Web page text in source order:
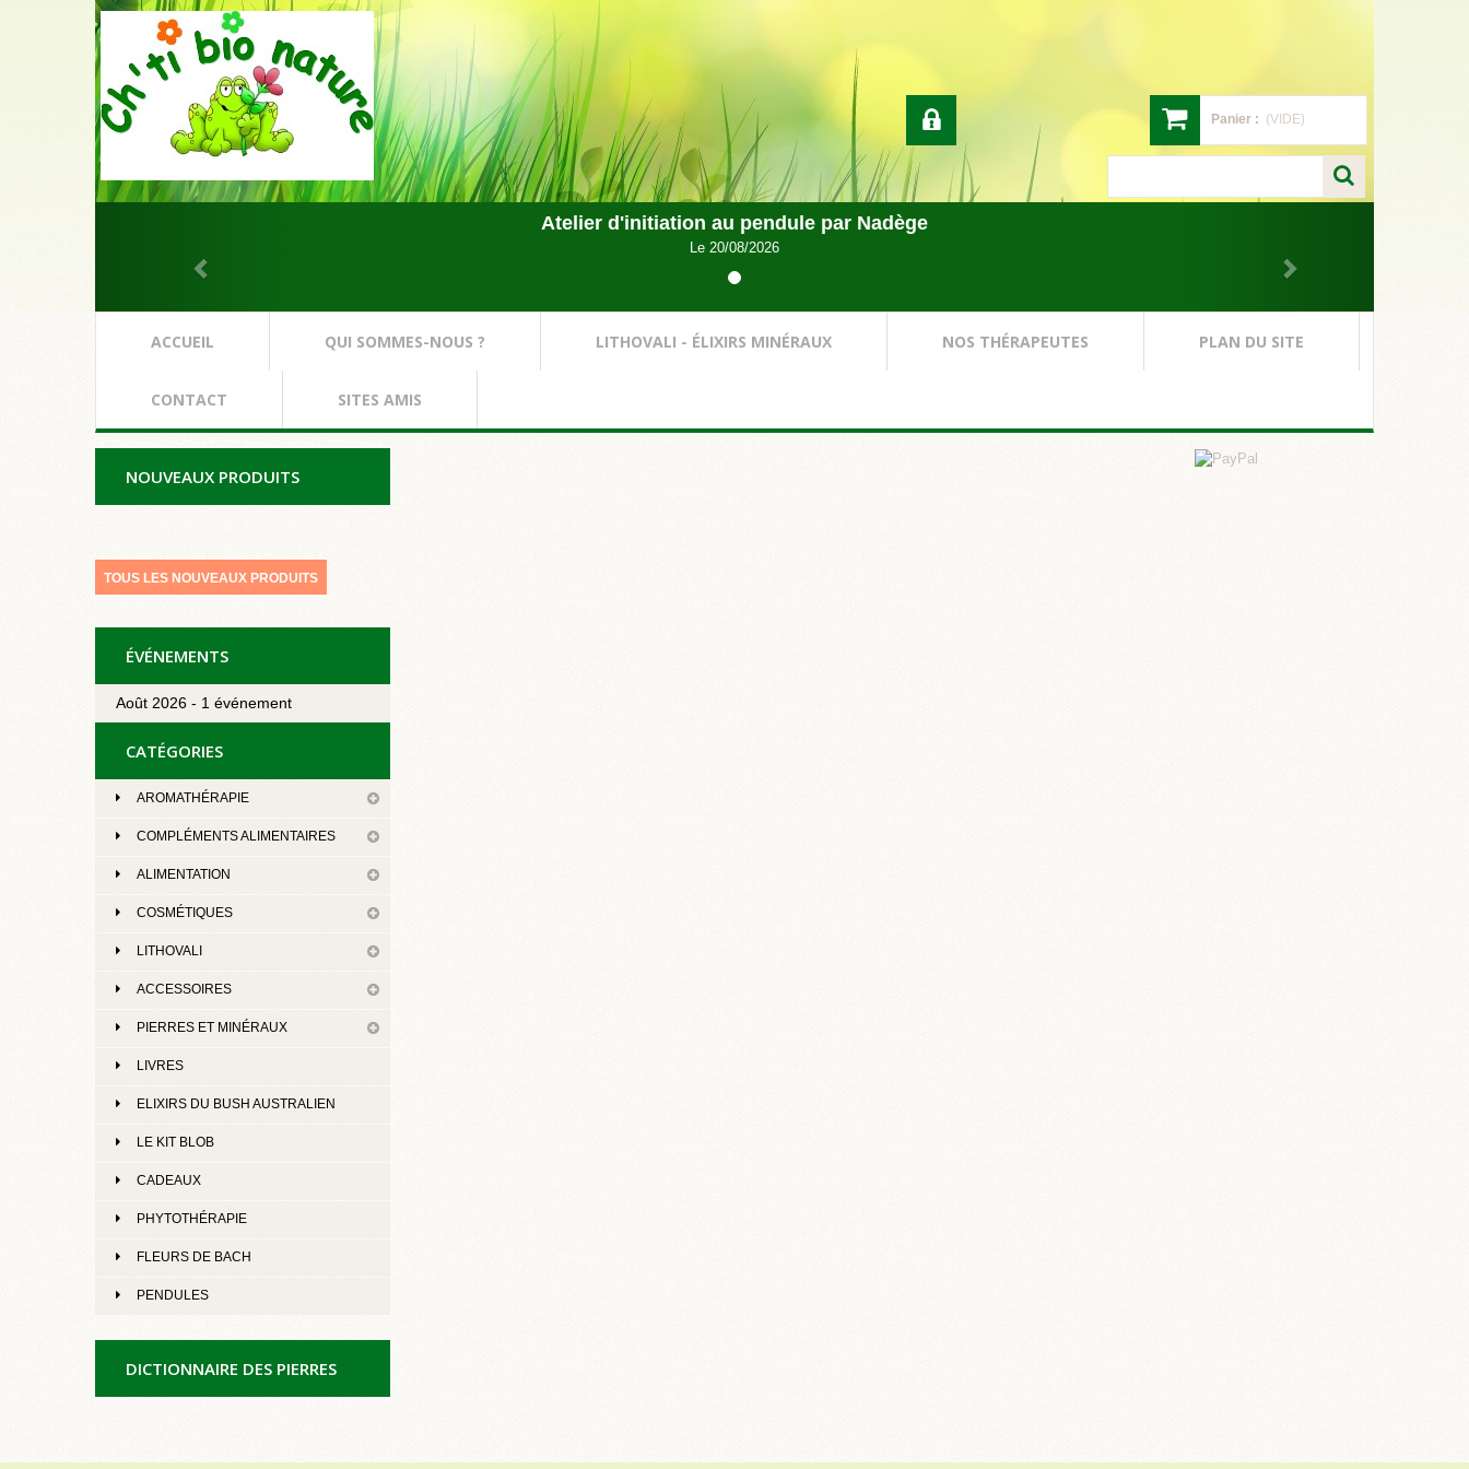
Atelier d'initiation au pendule par Nadège
Le 20/08/2026
ACCUEIL QUI SOMMES-NOUS ? LITHOVALI - ÉLIXIRS MINÉRAUX NOS THÉRAPEUTES PLAN DU SITE
CONTACT SITES AMIS
Panier : (VIDE)
NOUVEAUX PRODUITS
TOUS LES NOUVEAUX PRODUITS
ÉVÉNEMENTS
Août 2026 - 1 événement
CATÉGORIES
AROMATHÉRAPIE
COMPLÉMENTS ALIMENTAIRES
ALIMENTATION
COSMÉTIQUES
LITHOVALI
ACCESSOIRES
PIERRES ET MINÉRAUX
LIVRES
ELIXIRS DU BUSH AUSTRALIEN
LE KIT BLOB
CADEAUX
PHYTOTHÉRAPIE
FLEURS DE BACH
PENDULES
DICTIONNAIRE DES PIERRES